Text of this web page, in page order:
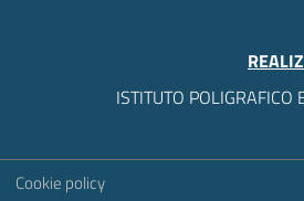
ISTITUTO POLIGRAFICO
Sezione Link Utili
Cookie policy